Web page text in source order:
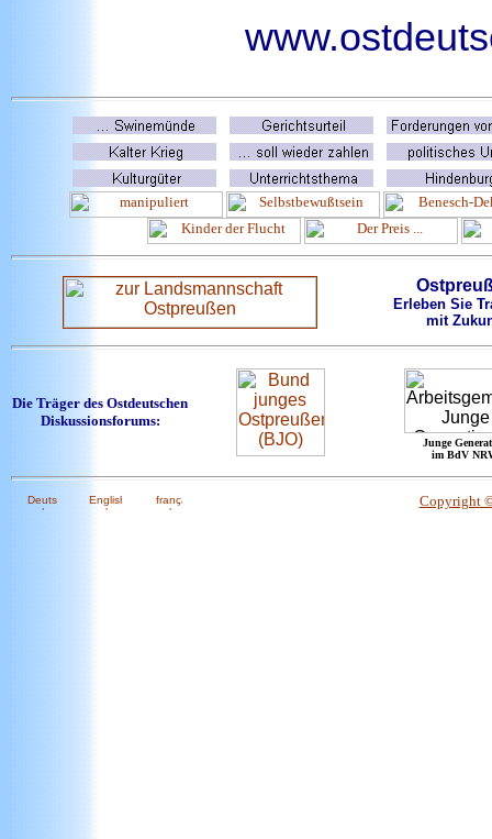
Erleben Sie
mit
Die Träger des Ostdeutschen
Diskussionsforums:
Junge
im BdV
Copyright